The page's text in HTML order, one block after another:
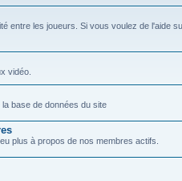
entre les joueurs. Si vous voulez de l'aide
vidéo.
base de données du site
plus à propos de nos membres actifs.